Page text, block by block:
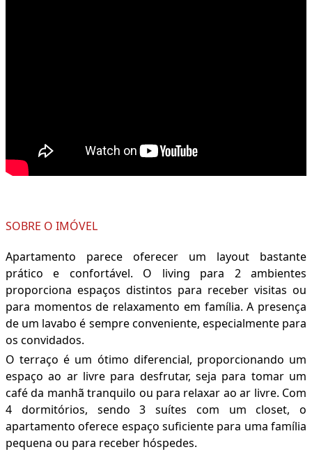
SOBRE O IMÓVEL
Apartamento parece oferecer um layout bastante
prático e confortável. O living para 2 ambientes
proporciona espaços distintos para receber visitas ou
para momentos de relaxamento em família. A presença
de um lavabo é sempre conveniente, especialmente para
os convidados.
O terraço é um ótimo diferencial, proporcionando um
espaço ao ar livre para desfrutar, seja para tomar um
café da manhã tranquilo ou para relaxar ao ar livre. Com
4 dormitórios, sendo 3 suítes com um closet, o
apartamento oferece espaço suficiente para uma família
pequena ou para receber hóspedes.